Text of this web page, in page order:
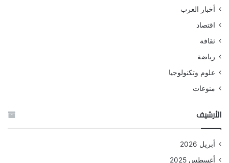
أخبار العرب
اقتصاد
ثقافة
رياضة
علوم وتكنولوجيا
منوعات
الأرشيف
أبريل 2026
أغسطس 2025